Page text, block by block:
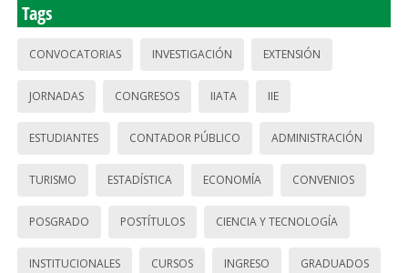
Tags
CONVOCATORIAS INVESTIGACIÓN EXTENSIÓN
JORNADAS CONGRESOS IIATA IIE
ESTUDIANTES CONTADOR PÚBLICO ADMINISTRACIÓN
TURISMO ESTADÍSTICA ECONOMÍA CONVENIOS
POSGRADO POSTÍTULOS CIENCIA Y TECNOLOGÍA
INSTITUCIONALES CURSOS INGRESO GRADUADOS